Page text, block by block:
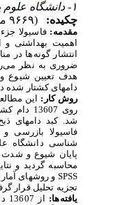
۱- دانشگاه علوم پزشکی همدان
چکیده:
(۹۶۶۹ مشاهده)
مقدمه:فاسیولا
اهمیت بهداشتی و
انتشار گونه ها در
ضروری به نظر می
هدف تعیین شیوع و
دامهای کشتار شده
روش کار:
روی
شد. کبد دامهای
فاسیولا بازرسی و
شناسی دانشگاه
پایان شیوع و
محاسبه گردید و
SPSS و روشهای
تجزیه تحلیل قرار
یافتهها: